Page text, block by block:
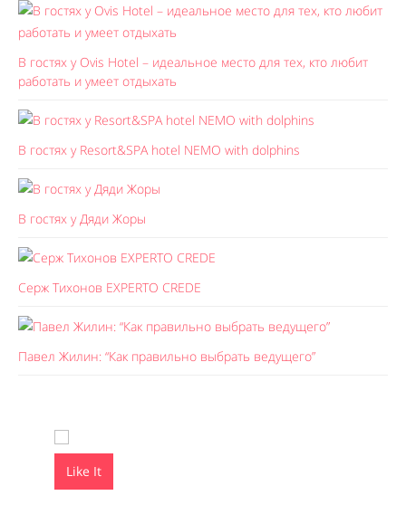
В гостях у Ovis Hotel – идеальное место для тех, кто любит
работать и умеет отдыхать
В гостях у Resort&SPA hotel NEMO with dolphins
В гостях у Дяди Жоры
Серж Тихонов EXPERTO CREDE
Павел Жилин: “Как правильно выбрать ведущего”
Like It